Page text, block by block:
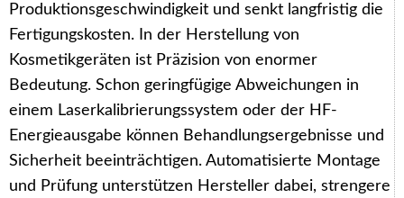
Produktionsgeschwindigkeit und senkt langfristig die
Fertigungskosten. In der Herstellung von
Kosmetikgeräten ist Präzision von enormer
Bedeutung. Schon geringfügige Abweichungen in
einem Laserkalibrierungssystem oder der HF-
Energieausgabe können Behandlungsergebnisse und
Sicherheit beeinträchtigen. Automatisierte Montage
und Prüfung unterstützen Hersteller dabei, strengere